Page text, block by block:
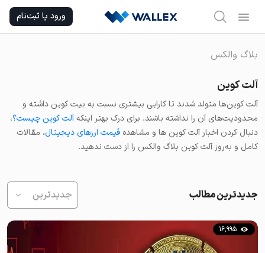
content
ورود یا ثبت‌نام
بلاگ والکس
آلت کوین
آلت کوین‌ها متولد شدند تا کارایی بیشتری نسبت به بیت کوین داشته و
محدودیت‌های آن را نداشته باشند. برای درک بهتر اینکهآلت کوین چیست؟‌،
دنبال کردن اخبار آلت کوین ها و مشاهده قیمت ارزهای دیجیتال، مقالات
کامل و به‌روز آلت کوین بلاگ والکس را از دست ندهید.
جدیدترین مطالب جدیدترین
16,995